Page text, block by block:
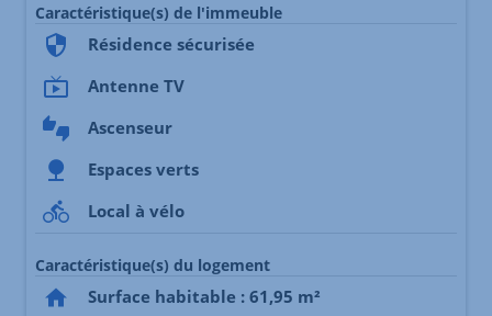
Caractéristique(s) de l'immeuble
Résidence sécurisée
Antenne TV
Ascenseur
Espaces verts
Local à vélo
Caractéristique(s) du logement
Surface habitable : 61,95 m²